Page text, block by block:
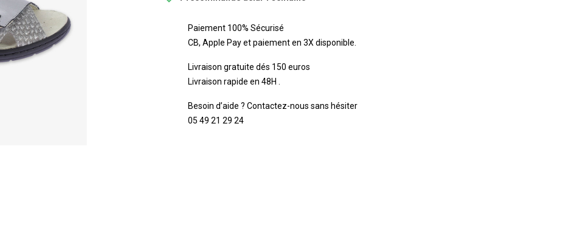
Paiement 100% Sécurisé
CB, Apple Pay et paiement en 3X disponible.
Livraison gratuite dés 150 euros
Livraison rapide en 48H .
Besoin d’aide ? Contactez-nous sans hésiter
05 49 21 29 24